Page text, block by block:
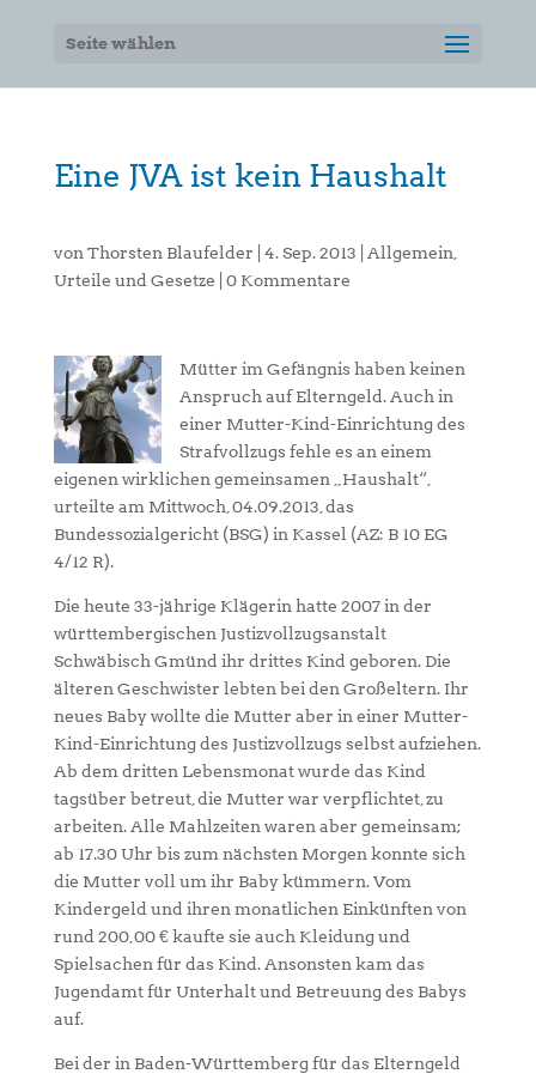
Seite wählen
Eine JVA ist kein Haushalt
von Thorsten Blaufelder 4. Sep. 2013 Allgemein
Urteile und Gesetze
0 Kommentare
Mütter im Gefängnis haben keinen
Anspruch auf Elterngeld. Auch in
einer Mutter-Kind-Einrichtung des
Strafvollzugs fehle es an einem
eigenen wirklichen gemeinsamen „Haushalt“,
urteilte am Mittwoch, 04.09.2013, das
Bundessozialgericht (BSG) in Kassel (AZ: B 10 EG
4/12 R).
Die heute 33-jährige Klägerin hatte 2007 in der
württembergischen Justizvollzugsanstalt
Schwäbisch Gmünd ihr drittes Kind geboren. Die
älteren Geschwister lebten bei den Großeltern. Ihr
neues Baby wollte die Mutter aber in einer Mutter-
Kind-Einrichtung des Justizvollzugs selbst aufziehen.
Ab dem dritten Lebensmonat wurde das Kind
tagsüber betreut, die Mutter war verpflichtet, zu
arbeiten. Alle Mahlzeiten waren aber gemeinsam;
ab 17.30 Uhr bis zum nächsten Morgen konnte sich
die Mutter voll um ihr Baby kümmern. Vom
Kindergeld und ihren monatlichen Einkünften von
rund 200,00 € kaufte sie auch Kleidung und
Spielsachen für das Kind. Ansonsten kam das
Jugendamt für Unterhalt und Betreuung des Babys
auf.
Bei der in Baden-Württemberg für das Elterngeld